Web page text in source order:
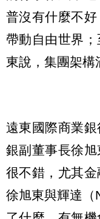
普沒有什麼不
帶動自由世界
東說，集團架構
遠東國際商業
銀副董事長徐
很不錯，尤其
徐旭東與輝達（